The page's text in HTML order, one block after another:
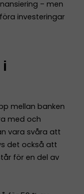
– men
investeringar
i
mellan banken
med och
vara svåra att
det också att
för en del av